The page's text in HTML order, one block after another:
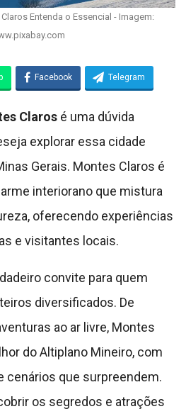
Entenda o Essencial - Imagem:
Facebook Telegram
Claros é uma dúvida
explorar essa cidade
Gerais. Montes Claros é
interiorano que mistura
oferecendo experiências
e visitantes locais.
convite para quem
diversificados. De
ao ar livre, Montes
do Altiplano Mineiro, com
cenários que surpreendem.
os segredos e atrações